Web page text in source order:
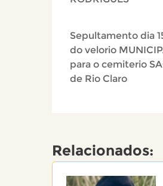
Sepultamento dia
do velorio
para o cemiterio
de Rio Claro
Relacionados: